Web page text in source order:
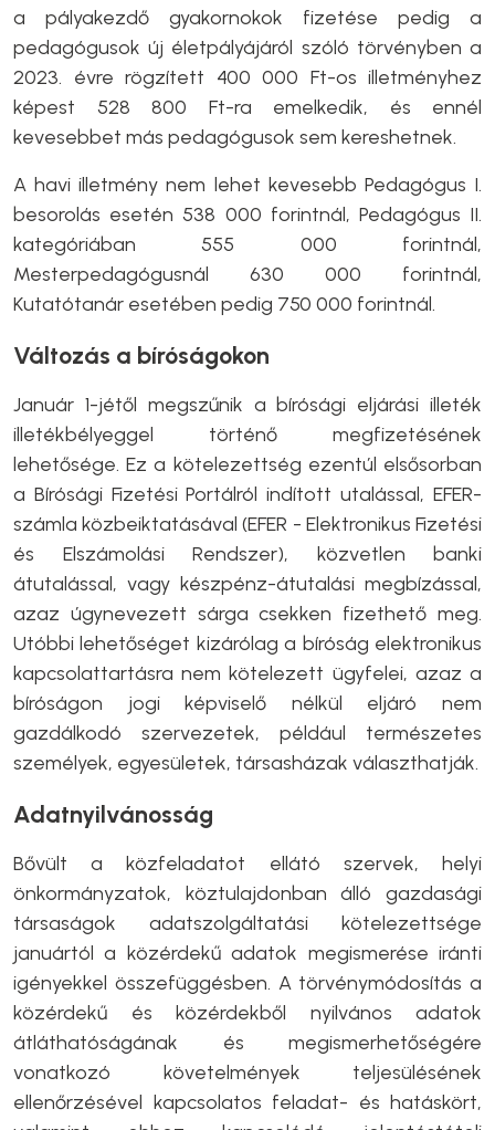
a pályakezdő gyakornokok fizetése pedig a
pedagógusok új életpályájáról szóló törvényben a
2023. évre rögzített 400 000 Ft-os illetményhez
képest 528 800 Ft-ra emelkedik, és ennél
kevesebbet más pedagógusok sem kereshetnek.
A havi illetmény nem lehet kevesebb Pedagógus I.
besorolás esetén 538 000 forintnál, Pedagógus II.
kategóriában 555 000 forintnál,
Mesterpedagógusnál 630 000 forintnál,
Kutatótanár esetében pedig 750 000 forintnál.
Változás a bíróságokon
Január 1-jétől megszűnik a bírósági eljárási illeték
illetékbélyeggel történő megfizetésének
lehetősége. Ez a kötelezettség ezentúl elsősorban
a Bírósági Fizetési Portálról indított utalással, EFER-
számla közbeiktatásával (EFER - Elektronikus Fizetési
és Elszámolási Rendszer), közvetlen banki
átutalással, vagy készpénz-átutalási megbízással,
azaz úgynevezett sárga csekken fizethető meg.
Utóbbi lehetőséget kizárólag a bíróság elektronikus
kapcsolattartásra nem kötelezett ügyfelei, azaz a
bíróságon jogi képviselő nélkül eljáró nem
gazdálkodó szervezetek, például természetes
személyek, egyesületek, társasházak választhatják.
Adatnyilvánosság
Bővült a közfeladatot ellátó szervek, helyi
önkormányzatok, köztulajdonban álló gazdasági
társaságok adatszolgáltatási kötelezettsége
januártól a közérdekű adatok megismerése iránti
igényekkel összefüggésben. A törvénymódosítás a
közérdekű és közérdekből nyilvános adatok
átláthatóságának és megismerhetőségére
vonatkozó követelmények teljesülésének
ellenőrzésével kapcsolatos feladat- és hatáskört,